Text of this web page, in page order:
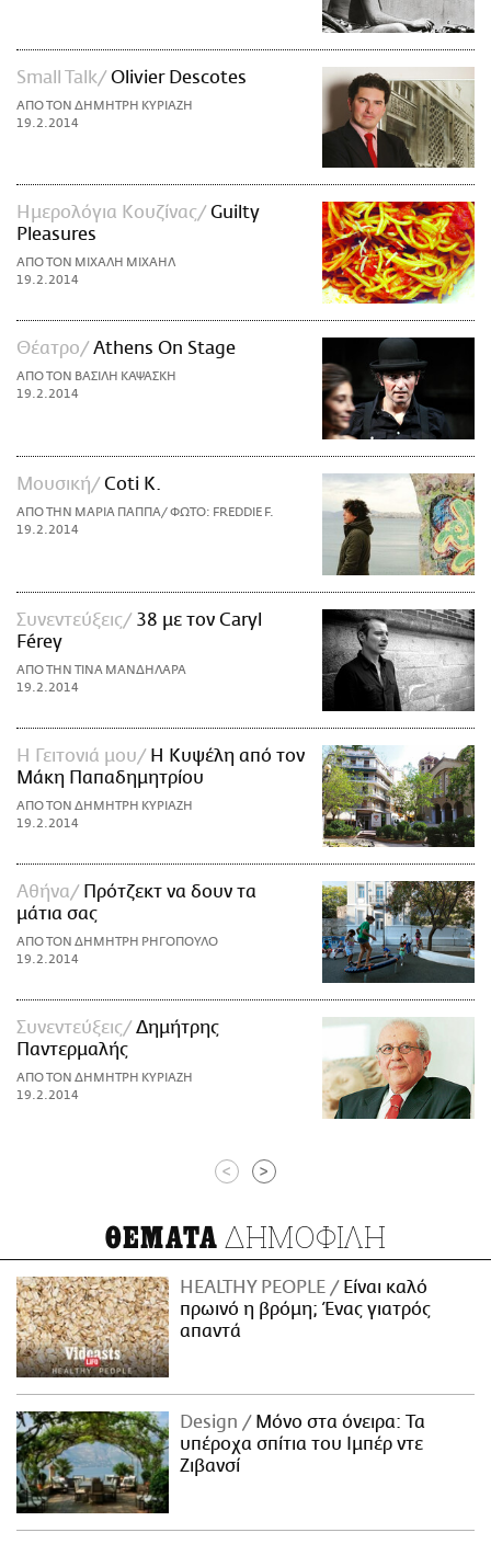
Small Talk Olivier Descotes
ΑΠΟ ΤΟΝ ΔΗΜΗΤΡΗ ΚΥΡΙΑΖΗ
19.2.2014
Ημερολόγια Κουζίνας
Guilty
Pleasures
ΑΠΟ ΤΟΝ ΜΙΧΑΛΗ ΜΙΧΑΗΛ
19.2.2014
Θέατρο Athens On Stage
ΑΠΟ ΤΟΝ ΒΑΣΙΛΗ ΚΑΨΑΣΚΗ
19.2.2014
Μουσική Coti K.
ΑΠΟ ΤΗΝ ΜΑΡΙΑ ΠΑΠΠΑ/ ΦΩΤΟ: FREDDIE F.
19.2.2014
Συνεντεύξεις
38 με τoν Caryl
Férey
ΑΠΟ ΤΗΝ ΤΙΝΑ ΜΑΝΔΗΛΑΡΑ
19.2.2014
Η Γειτονιά μου
H Κυψέλη από τον
Μάκη Παπαδημητρίου
ΑΠΟ ΤΟΝ ΔΗΜΗΤΡΗ ΚΥΡΙΑΖΗ
19.2.2014
Αθήνα
Πρότζεκτ να δουν τα
μάτια σας
ΑΠΟ ΤΟΝ ΔΗΜΗΤΡΗ ΡΗΓΟΠΟΥΛΟ
19.2.2014
Συνεντεύξεις
Δημήτρης
Παντερμαλής
ΑΠΟ ΤΟΝ ΔΗΜΗΤΡΗ ΚΥΡΙΑΖΗ
19.2.2014
< >
ΘΕΜΑΤΑ ΔΗΜΟΦΙΛΗ
HEALTHY PEOPLE
Είναι καλό
πρωινό η βρόμη; Ένας γιατρός
απαντά
Design
Μόνο στα όνειρα: Τα
υπέροχα σπίτια του Ιμπέρ ντε
Ζιβανσί